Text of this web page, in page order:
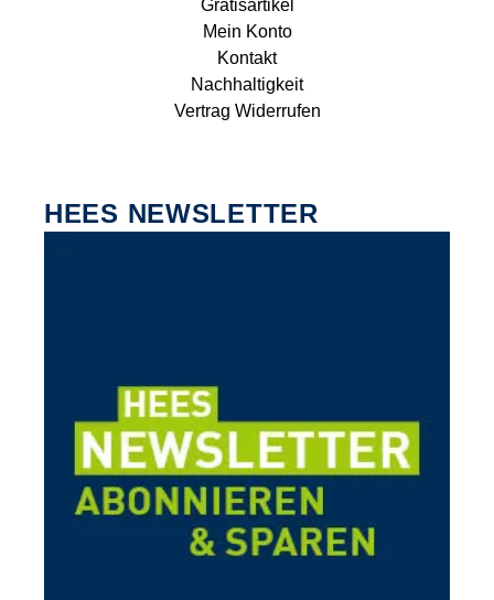
Gratisartikel
Mein Konto
Kontakt
Nachhaltigkeit
Vertrag Widerrufen
HEES NEWSLETTER